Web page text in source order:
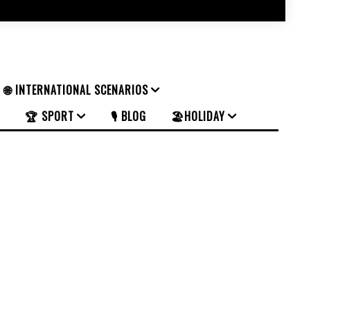
🌐 INTERNATIONAL SCENARIOS
🏆 SPORT 🎙️ BLOG 🏖️HOLIDAY